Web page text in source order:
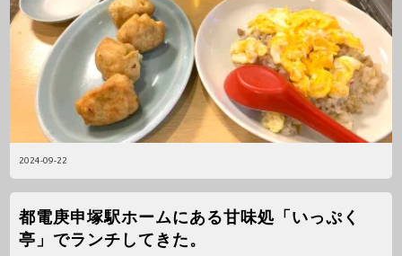
2024-09-22
都電庚申塚駅ホームにある甘味処「いっぷく
亭」でランチしてきた。